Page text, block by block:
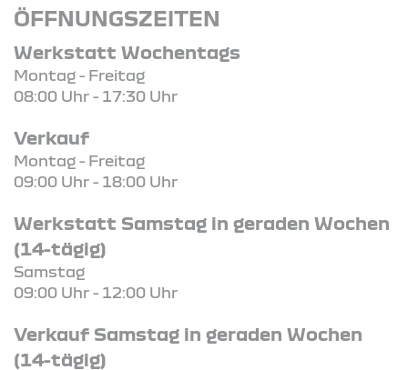
ÖFFNUNGSZEITEN
Werkstatt Wochentags
Montag - Freitag
08:00 Uhr - 17:30 Uhr
Verkauf
Montag - Freitag
09:00 Uhr - 18:00 Uhr
Werkstatt Samstag in geraden Wochen
(14-tägig)
Samstag
09:00 Uhr - 12:00 Uhr
Verkauf Samstag in geraden Wochen
(14-tägig)